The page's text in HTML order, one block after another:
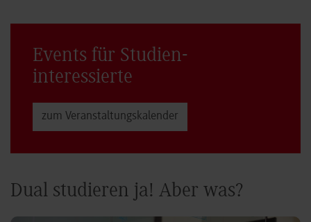
Events für Studien­
interessierte
zum Veranstaltungs­kalender
Dual studieren ja! Aber was?